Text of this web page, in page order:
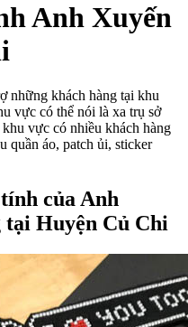
Anh Xuyến
những khách hàng tại khu
vực có thể nói là xa trụ sở
vực có nhiều khách hàng
quần áo, patch ủi, sticker
của Anh
tại Huyện Củ Chi